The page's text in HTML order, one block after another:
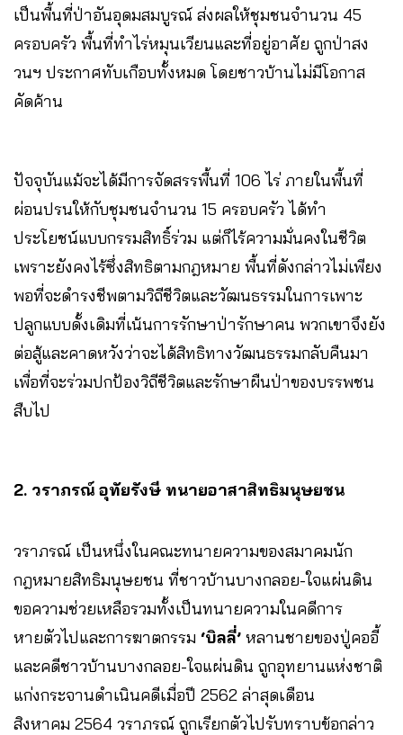
เป็นพื้นที่ป่าอันอุดมสมบูรณ์ ส่งผลให้ชุมชนจำนวน 45
ครอบครัว พื้นที่ทำไร่หมุนเวียนและที่อยู่อาศัย ถูกป่าสง
วนฯ ประกาศทับเกือบทั้งหมด โดยชาวบ้านไม่มีโอกาส
คัดค้าน
ปัจจุบันแม้จะได้มีการจัดสรรพื้นที่ 106 ไร่ ภายในพื้นที่
ผ่อนปรนให้กับชุมชนจำนวน 15 ครอบครัว ได้ทำ
ประโยชน์แบบกรรมสิทธิ์ร่วม แต่ก็ไร้ความมั่นคงในชีวิต
เพราะยังคงไร้ซึ่งสิทธิตามกฎหมาย พื้นที่ดังกล่าวไม่เพียง
พอที่จะดำรงชีพตามวิถีชีวิตและวัฒนธรรมในการเพาะ
ปลูกแบบดั้งเดิมที่เน้นการรักษาป่ารักษาคน พวกเขาจึงยัง
ต่อสู้และคาดหวังว่าจะได้สิทธิทางวัฒนธรรมกลับคืนมา
เพื่อที่จะร่วมปกป้องวิถีชีวิตและรักษาผืนป่าของบรรพชน
สืบไป
2. วราภรณ์ อุทัยรังษี ทนายอาสาสิทธิมนุษยชน
วราภรณ์ เป็นหนึ่งในคณะทนายความของสมาคมนัก
กฎหมายสิทธิมนุษยชน ที่ชาวบ้านบางกลอย-ใจแผ่นดิน
ขอความช่วยเหลือรวมทั้งเป็นทนายความในคดีการ
หายตัวไปและการฆาตกรรม ‘บิลลี่’ หลานชายของปู่คออี้
และคดีชาวบ้านบางกลอย-ใจแผ่นดิน ถูกอุทยานแห่งชาติ
แก่งกระจานดำเนินคดีเมื่อปี 2562 ล่าสุดเดือน
สิงหาคม 2564 วราภรณ์ ถูกเรียกตัวไปรับทราบข้อกล่าว